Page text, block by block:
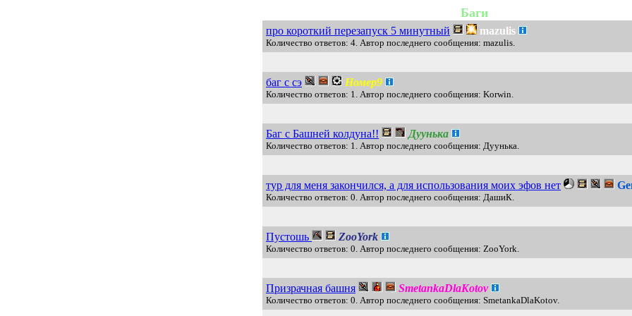
Баги
про короткий перезапуск 5 минутный mazulis
Количество ответов: 4. Автор последнего сообщения: mazulis.
баг с сэ Номер9
Количество ответов: 1. Автор последнего сообщения: Korwin.
Баг с Башней колдуна!! Дуунька
Количество ответов: 1. Автор последнего сообщения: Дуунька.
тур для меня закончился, а для использования моих эфов нет
Количество ответов: 0. Автор последнего сообщения: ДашиК.
Пустошь ZooYork
Количество ответов: 0. Автор последнего сообщения: ZooYork.
Призрачная башня SmetankaDlaKotov
Количество ответов: 0. Автор последнего сообщения: SmetankaDlaKotov.